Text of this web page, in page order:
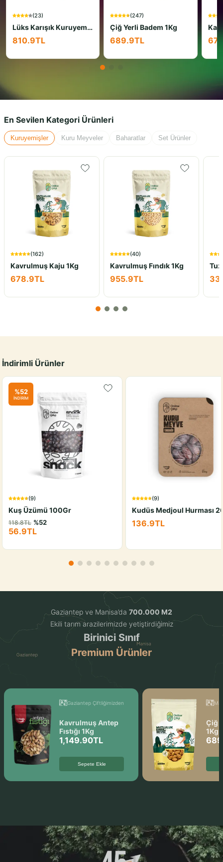
(23)
Lüks Karışık Kuruyemiş 1Kg
810.9TL
(247)
Çiğ Yerli Badem 1Kg
689.9TL
En Sevilen Kategori Ürünleri
Kuruyemişler Kuru Meyveler Baharatlar Set Ürünler
(162)
Kavrulmuş Kaju 1Kg
678.9TL
(40)
Kavrulmuş Fındık 1Kg
955.9TL
İndirimli Ürünler
%52
İNDİRİM
(9)
Kuş Üzümü 100Gr
118.8TL %52
56.9TL
(9)
Kudüs Medjoul Hurması
136.9TL
Gaziantep ve Manisa’da 700.000 M2
Ekili tarım arazilerimizde yetiştirdiğimiz
Birinici Sınıf
Premium Ürünler
Gaziantep Çiftliğimizden
Kavrulmuş Antep
Fıstığı 1Kg
1,149.90TL
Sepete Ekle
Çiğ
1Kg